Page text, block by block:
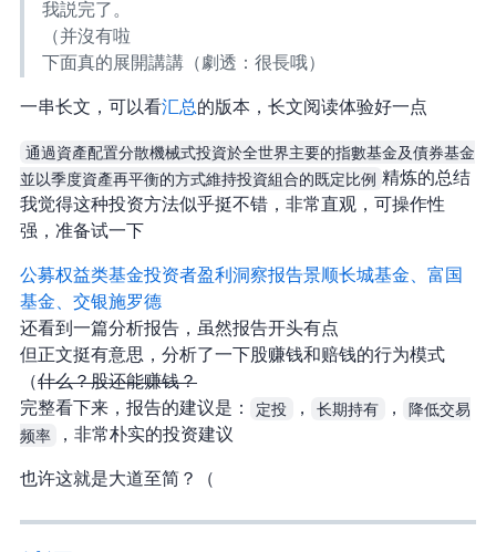
我説完了。
（并沒有啦
下面真的展開講講 （劇透：很長哦）
一串长文，可以看threadreaderapp 汇总的版本，长文阅读体验好一点
通過資產配置分散機械式投資於全世界主要的指數基金及債券基金
並以季度資產再平衡的方式維持投資組合的既定比例 精炼的总结
我觉得这种投资方法似乎挺不错，非常直观，可操作性
强，准备试一下
公募权益类基金投资者盈利洞察报告 by 景顺长城基金、富国
基金、交银施罗德
还看到一篇分析报告，虽然报告开头有点 emmmmm…
但正文挺有意思，分析了一下 A 股赚钱和赔钱的行为模式
（什么？A 股还能赚钱？
完整看下来，报告的建议是：
定投 ， 长期持有 ，
降低交易
频率
，非常朴实的投资建议
也许这就是大道至简？（